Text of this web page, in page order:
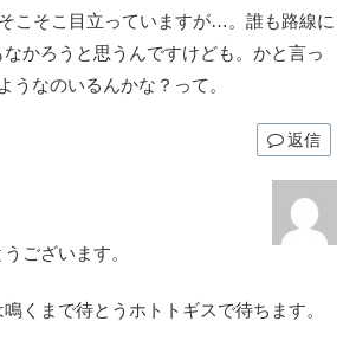
こそこ目立っていますが…。誰も路線に
なかろうと思うんですけども。かと言っ
うなのいるんかな？って。
返信
ございます。
くまで待とうホトトギスで待ちます。